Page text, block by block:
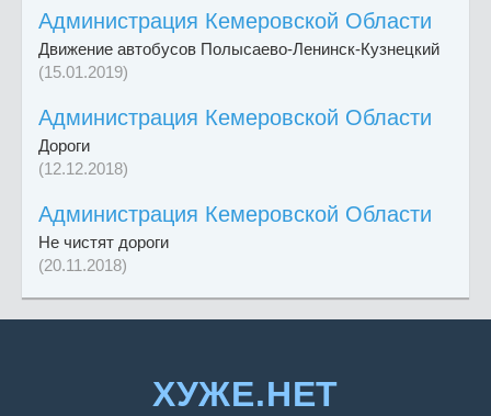
Администрация Кемеровской Области
Движение автобусов Полысаево-Ленинск-Кузнецкий
(15.01.2019)
Администрация Кемеровской Области
Дороги
(12.12.2018)
Администрация Кемеровской Области
Не чистят дороги
(20.11.2018)
ХУЖЕ.НЕТ